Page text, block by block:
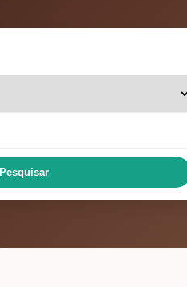
Pesquisar